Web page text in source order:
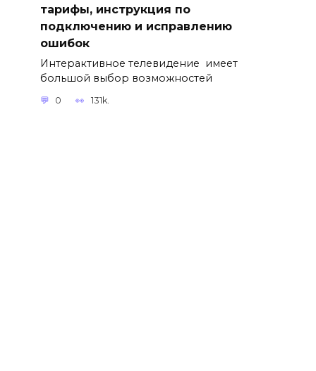
тарифы, инструкция по
подключению и исправлению
ошибок
Интерактивное телевидение имеет
большой выбор возможностей
0 131k.